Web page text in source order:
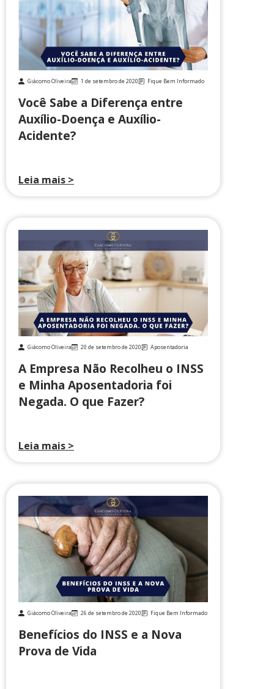
Giácomo Oliveira 1 de setembro de 2020 Fique Bem Informado
Você Sabe a Diferença entre
Auxílio-Doença e Auxílio-
Acidente?
Leia mais >
Giácomo Oliveira 20 de setembro de 2020 Aposentadoria
A Empresa Não Recolheu o INSS
e Minha Aposentadoria foi
Negada. O que Fazer?
Leia mais >
Giácomo Oliveira 26 de setembro de 2020 Fique Bem Informado
Benefícios do INSS e a Nova
Prova de Vida